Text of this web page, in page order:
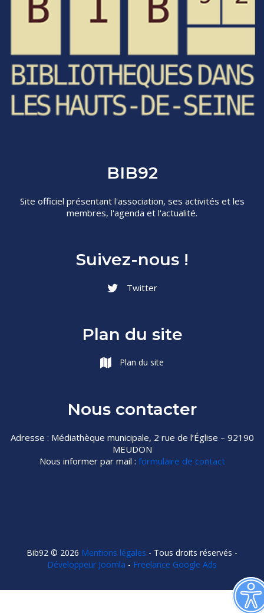
BIB92
Site officiel présentant l'association, ses activités et les
membres, l'agenda et l'actualité.
Suivez-nous !
Twitter
Plan du site
Plan du site
Nous contacter
Adresse : Médiathèque municipale, 2 rue de l’Église – 92190
MEUDON
Nous informer par mail : formulaire de contact
Bib92 © 2026 Mentions légales - Tous droits réservés -
Développeur Joomla - Freelance Google Ads